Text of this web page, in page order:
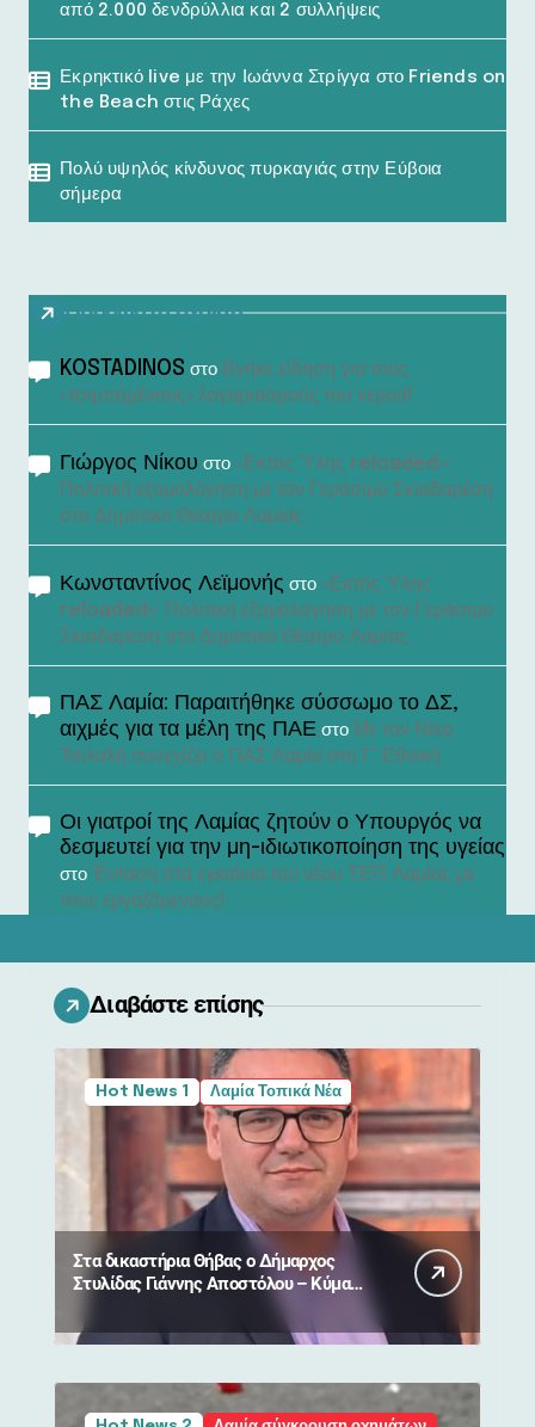
από 2.000 δενδρύλλια και 2 συλλήψεις
Εκρηκτικό live με την Ιωάννα Στρίγγα στο Friends on
the Beach στις Ράχες
Πολύ υψηλός κίνδυνος πυρκαγιάς στην Εύβοια
σήμερα
Πρόσφατα σχόλια
KOSTADINOS στο Βγήκε είδηση για τους
«τσιμπημένους» λογαριασμούς του νερού!
Γιώργος Νίκου στο «Εκτός Ύλης reloaded»:
Πολιτική εξομολόγηση με τον Γεράσιμο Σκιαδαρέση
στο Δημοτικό Θέατρο Λαμίας
Κωνσταντίνος Λεϊμονής στο «Εκτός Ύλης
reloaded»: Πολιτική εξομολόγηση με τον Γεράσιμο
Σκιαδαρέση στο Δημοτικό Θέατρο Λαμίας
ΠΑΣ Λαμία: Παραιτήθηκε σύσσωμο το ΔΣ,
αιχμές για τα μέλη της ΠΑΕ στο Με τον Νίκο
Τσιλαλή συνεχίζει ο ΠΑΣ Λαμία στη Γ’ Εθνική
Οι γιατροί της Λαμίας ζητούν ο Υπουργός να
δεσμευτεί για την μη-ιδιωτικοποίηση της υγείας
στο Ένταση στα εγκαίνια του νέου ΤΕΠ Λαμίας με
τους εργαζόμενους!
Διαβάστε επίσης
Hot News 1 Λαμία Τοπικά Νέα
Στα δικαστήρια Θήβας ο Δήμαρχος
Στυλίδας Γιάννης Αποστόλου – Κύμα